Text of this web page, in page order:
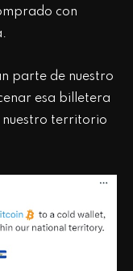
con
parte de nuestro
esa billetera
nuestro territorio